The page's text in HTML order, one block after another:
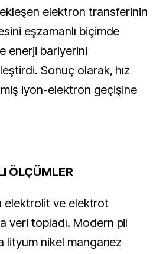
elektron transferinin
eşzamanlı biçimde
enerji bariyerini
Sonuç olarak, hız
iyon-elektron geçişine
ÖLÇÜMLER
elektrolit ve elektrot
veri topladı. Modern pil
lityum nikel manganez